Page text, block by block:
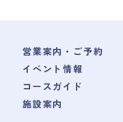
営業案内・ご予約
イベント情報
コースガイド
施設案内